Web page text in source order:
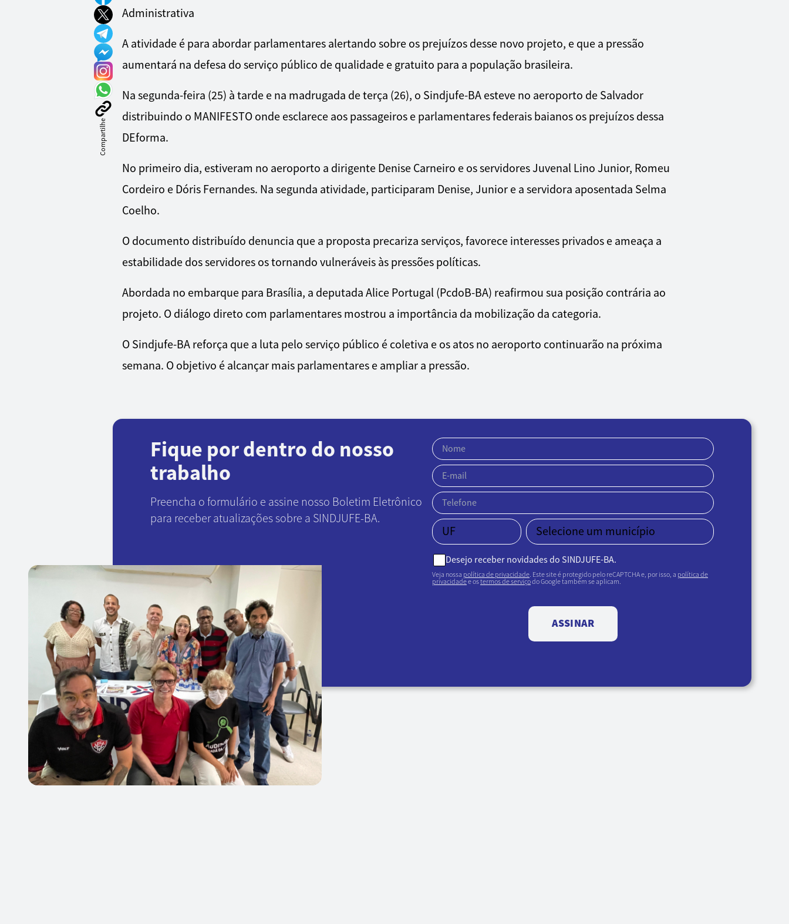
Compartilhe
Administrativa
A atividade é para abordar parlamentares alertando sobre os prejuízos desse novo projeto, e que a pressão
aumentará na defesa do serviço público de qualidade e gratuito para a população brasileira.
Na segunda-feira (25) à tarde e na madrugada de terça (26), o Sindjufe-BA esteve no aeroporto de Salvador
distribuindo o MANIFESTO onde esclarece aos passageiros e parlamentares federais baianos os prejuízos dessa
DEforma.
No primeiro dia, estiveram no aeroporto a dirigente Denise Carneiro e os servidores Juvenal Lino Junior, Romeu
Cordeiro e Dóris Fernandes. Na segunda atividade, participaram Denise, Junior e a servidora aposentada Selma
Coelho.
O documento distribuído denuncia que a proposta precariza serviços, favorece interesses privados e ameaça a
estabilidade dos servidores os tornando vulneráveis às pressões políticas.
Abordada no embarque para Brasília, a deputada Alice Portugal (PcdoB-BA) reafirmou sua posição contrária ao
projeto. O diálogo direto com parlamentares mostrou a importância da mobilização da categoria.
O Sindjufe-BA reforça que a luta pelo serviço público é coletiva e os atos no aeroporto continuarão na próxima
semana. O objetivo é alcançar mais parlamentares e ampliar a pressão.
Fique por dentro do nosso
trabalho
Preencha o formulário e assine nosso Boletim Eletrônico
para receber atualizações sobre a SINDJUFE-BA.
Desejo receber novidades do SINDJUFE-BA.
Veja nossa política de privacidade . Este site é protegido pelo reCAPTCHA e, por isso, a política de
privacidadee ostermos de serviçodo Google também se aplicam.
ASSINAR